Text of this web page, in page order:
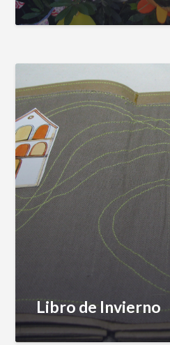
Libro de Invierno